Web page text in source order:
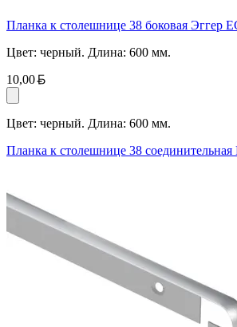
Планка к столешнице 38 боковая Эггер
Цвет: черный. Длина: 600 мм.
10,00
Цвет: черный. Длина: 600 мм.
Планка к столешнице 38